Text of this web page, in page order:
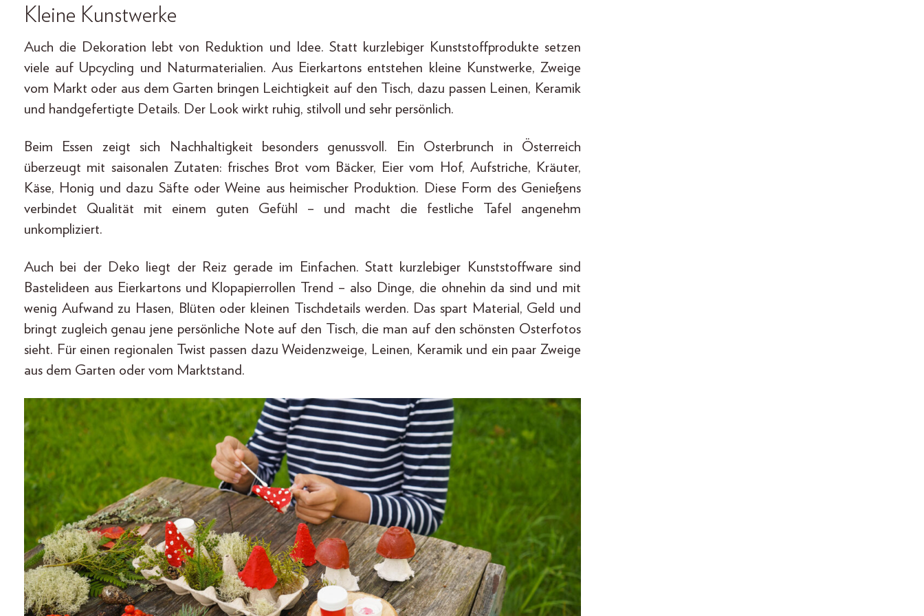
Kleine Kunstwerke
Auch die Dekoration lebt von Reduktion und Idee. Statt kurzlebiger Kunststoffprodukte setzen
viele auf Upcycling und Naturmaterialien. Aus Eierkartons entstehen kleine Kunstwerke, Zweige
vom Markt oder aus dem Garten bringen Leichtigkeit auf den Tisch, dazu passen Leinen, Keramik
und handgefertigte Details. Der Look wirkt ruhig, stilvoll und sehr persönlich.
Beim Essen zeigt sich Nachhaltigkeit besonders genussvoll. Ein Osterbrunch in Österreich
überzeugt mit saisonalen Zutaten: frisches Brot vom Bäcker, Eier vom Hof, Aufstriche, Kräuter,
Käse, Honig und dazu Säfte oder Weine aus heimischer Produktion. Diese Form des Genießens
verbindet Qualität mit einem guten Gefühl – und macht die festliche Tafel angenehm
unkompliziert.
Auch bei der Deko liegt der Reiz gerade im Einfachen. Statt kurzlebiger Kunststoffware sind
Bastelideen aus Eierkartons und Klopapierrollen Trend – also Dinge, die ohnehin da sind und mit
wenig Aufwand zu Hasen, Blüten oder kleinen Tischdetails werden. Das spart Material, Geld und
bringt zugleich genau jene persönliche Note auf den Tisch, die man auf den schönsten Osterfotos
sieht. Für einen regionalen Twist passen dazu Weidenzweige, Leinen, Keramik und ein paar Zweige
aus dem Garten oder vom Marktstand.